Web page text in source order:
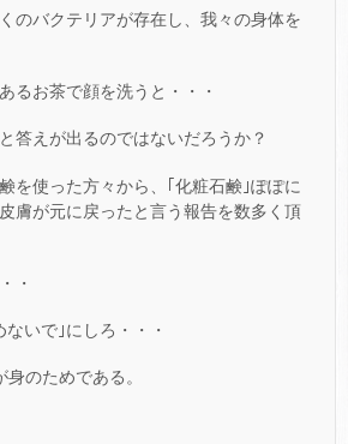
のバクテリアが存在し、我々の身体を
るお茶で顔を洗うと・・・
答えが出るのではないだろうか？
を使った方々から、｢化粧石鹸｣ぽぽに
膚が元に戻ったと言う報告を数多く頂
・
ないで｣にしろ・・・
のためである。